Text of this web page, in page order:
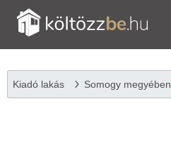
Kiadó lakás Somogy megyében